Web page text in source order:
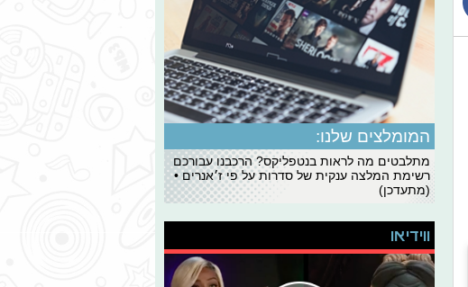
המומלצים שלנו:
מתלבטים מה לראות בנטפליקס? הרכבנו עבורכם
רשימת המלצה ענקית של סדרות על פי ז׳אנרים •
(מתעדכן)
ווידיאו